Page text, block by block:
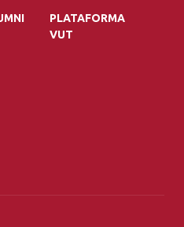
PLATAFORMA
VUT